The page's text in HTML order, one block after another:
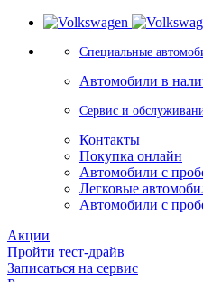
Специальные
Автомобили в
Сервис и
Контакты
Покупка онлайн
Автомобили с
Легковые
Автомобили с
Акции
Пройти тест-драйв
Записаться на сервис